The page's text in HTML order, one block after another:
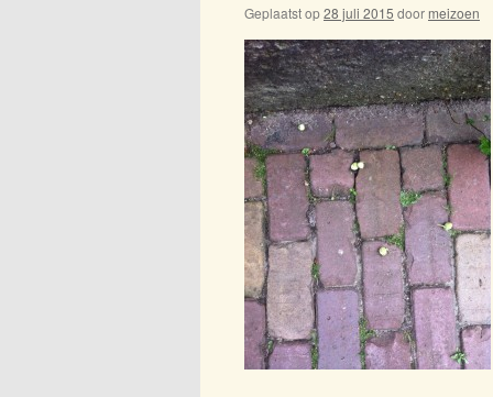
Geplaatst op28 juli 2015 doormeizoen